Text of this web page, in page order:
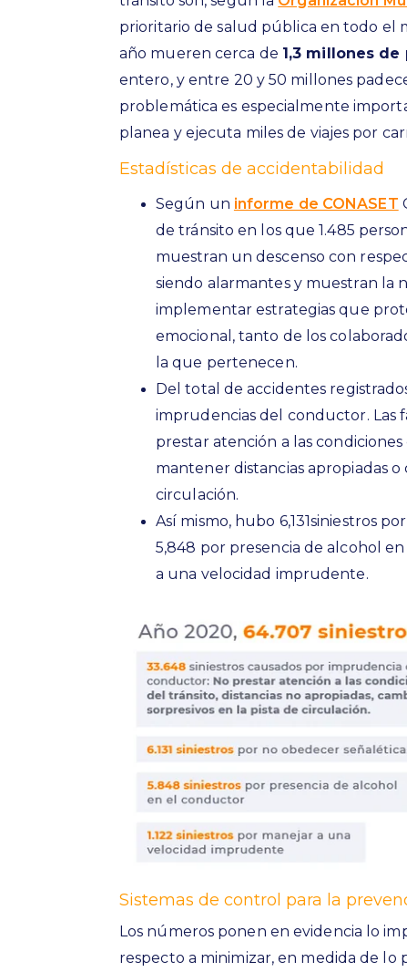
prioritario de salud pública en todo el
año mueren cerca de 1,3 millones de
entero, y entre 20 y 50 millones
problemática es especialmente
planea y ejecuta miles de viajes por
Estadísticas de accidentabilidad
Según un informe de CONASET
de tránsito en los que 1.485
muestran un descenso con
siendo alarmantes y muestran la
implementar estrategias que
emocional, tanto de los
la que pertenecen.
Del total de accidentes
imprudencias del conductor. Las
prestar atención a las
mantener distancias apropiadas
circulación.
Así mismo, hubo 6,131siniestros
5,848 por presencia de alcohol
a una velocidad imprudente.
Sistemas de control para la
Los números ponen en evidencia lo
respecto a minimizar, en medida de lo